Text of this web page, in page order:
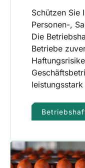
Schützen Sie
Personen-,
Die
Betriebe